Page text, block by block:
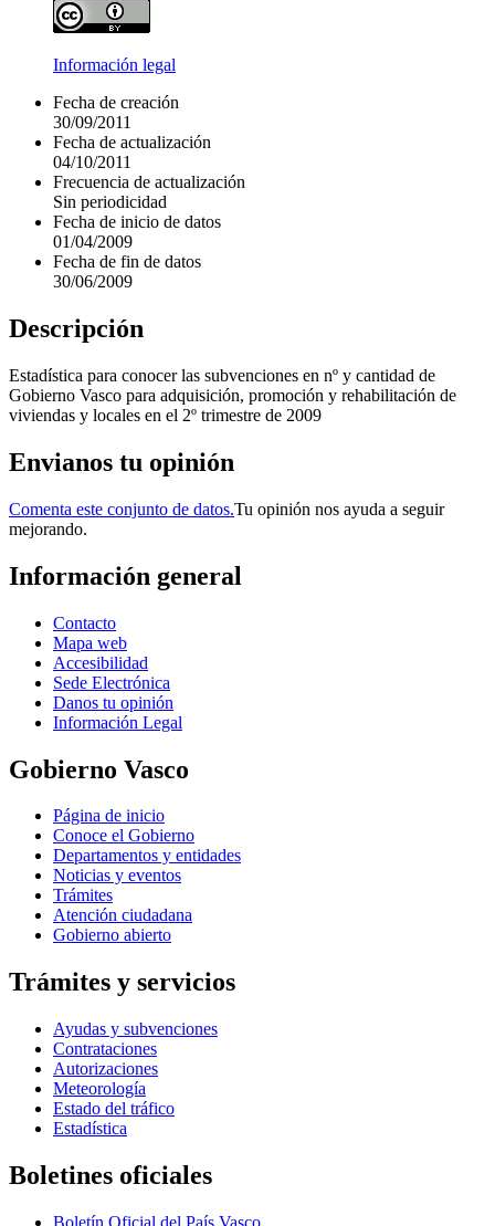
Información legal
Fecha de creación
30/09/2011
Fecha de actualización
04/10/2011
Frecuencia de actualización
Sin periodicidad
Fecha de inicio de datos
01/04/2009
Fecha de fin de datos
30/06/2009
Descripción
Estadística para conocer las subvenciones en nº y cantidad de
Gobierno Vasco para adquisición, promoción y rehabilitación de
viviendas y locales en el 2º trimestre de 2009
Envianos tu opinión
Comenta este conjunto de datos.Tu opinión nos ayuda a seguir
mejorando.
Información general
Contacto
Mapa web
Accesibilidad
Sede Electrónica
Danos tu opinión
Información Legal
Gobierno Vasco
Página de inicio
Conoce el Gobierno
Departamentos y entidades
Noticias y eventos
Trámites
Atención ciudadana
Gobierno abierto
Trámites y servicios
Ayudas y subvenciones
Contrataciones
Autorizaciones
Meteorología
Estado del tráfico
Estadística
Boletines oficiales
Boletín Oficial del País Vasco